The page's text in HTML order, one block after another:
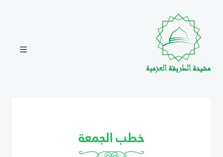
خطب الجمعة